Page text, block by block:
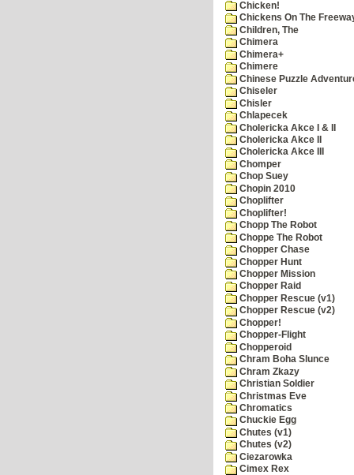
Chicken!
Chickens On The
Children, The
Chimera
Chimera+
Chimere
Chinese Puzzle
Chiseler
Chisler
Chlapecek
Cholericka Akce I & II
Cholericka Akce II
Cholericka Akce III
Chomper
Chop Suey
Chopin 2010
Choplifter
Choplifter!
Chopp The Robot
Choppe The Robot
Chopper Chase
Chopper Hunt
Chopper Mission
Chopper Raid
Chopper Rescue (v1)
Chopper Rescue (v2)
Chopper!
Chopper-Flight
Chopperoid
Chram Boha Slunce
Chram Zkazy
Christian Soldier
Christmas Eve
Chromatics
Chuckie Egg
Chutes (v1)
Chutes (v2)
Ciezarowka
Cimex Rex